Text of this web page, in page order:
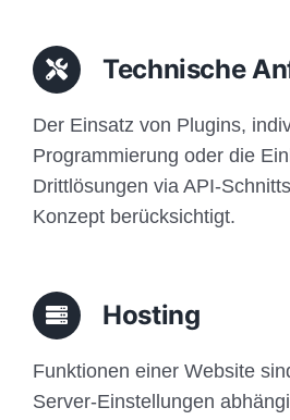
Technische
Der Einsatz von Plugins,
Programmierung oder die
Drittlösungen via API-
Konzept berücksichtigt.
Hosting
Funktionen einer Website
Server-Einstellungen